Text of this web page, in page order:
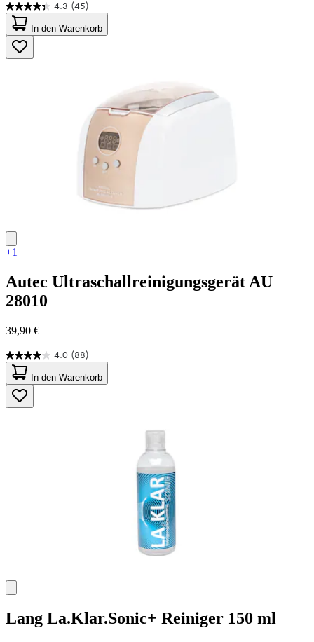
4.3 (45)
4.3
von
5
Sternen.
45
In den Warenkorb
+1
Autec Ultraschallreinigungsgerät AU
28010
39,90 €
4.0 (88)
4.0
von
5
Sternen.
88
In den Warenkorb
Lang La.Klar.Sonic+ Reiniger 150 ml